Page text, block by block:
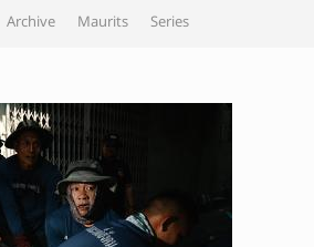
Archive Maurits Series